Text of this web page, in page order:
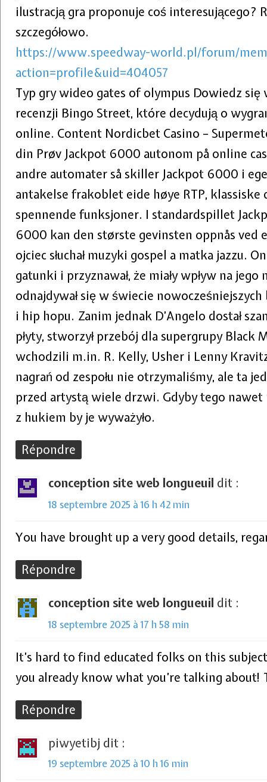
ilustracją gra proponuje coś interesującego?
szczegółowo.
https://www.speedway-world.pl/forum/
action=profile&uid=404057
Typ gry wideo gates of olympus Dowiedz się
recenzji Bingo Street, które decydują o
online. Content Nordicbet Casino –
din Prøv Jackpot 6000 autonom på online
andre automater så skiller Jackpot 6000 i
antakelse frakoblet eide høye RTP,
spennende funksjoner. I standardspillet
6000 kan den største gevinsten oppnås ved
ojciec słuchał muzyki gospel a matka jazzu.
gatunki i przyznawał, że miały wpływ na
odnajdywał się w świecie
i hip hopu. Zanim jednak D’Angelo dostał
płyty, stworzył przebój dla supergrupy Black
wchodzili m.in. R. Kelly, Usher i Lenny
nagrań od zespołu nie otrzymaliśmy, ale ta
przed artystą wiele drzwi. Gdyby tego nawet
z hukiem by je wyważyło.
Répondre
conception site web longueuil dit :
18 septembre 2025 à 16 h 42 min
You have brought up a very good details,
Répondre
conception site web longueuil dit :
18 septembre 2025 à 17 h 58 min
It’s hard to find educated folks on this
you already know what you’re talking about!
Répondre
piwyetibj dit :
19 septembre 2025 à 10 h 16 min